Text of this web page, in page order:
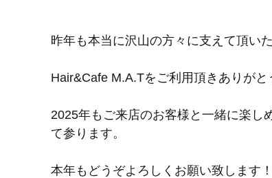
昨年も本当に沢山の方々に支えて頂い
Hair&Cafe M.A.Tをご利用頂きありがと
2025年もご来店のお客様と一緒に楽し
て参ります。
本年もどうぞよろしくお願い致します！